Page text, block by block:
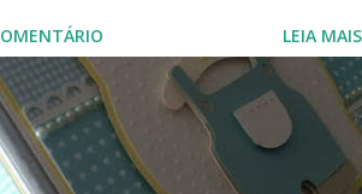
imagens e texto. uma ótima opção de
e/ou visitas ao recém nascido! Produzido
ser feito em outras cores e temas. Envio para
Uma ótima sugestão de presente para
álbum totalmente personalizado em
LEIA MAIS